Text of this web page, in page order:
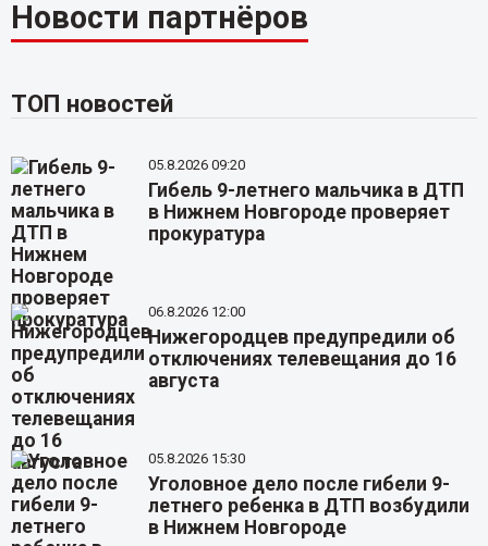
Новости партнёров
ТОП новостей
05.8.2026 09:20
Гибель 9-летнего мальчика в ДТП
в Нижнем Новгороде проверяет
прокуратура
06.8.2026 12:00
Нижегородцев предупредили об
отключениях телевещания до 16
августа
05.8.2026 15:30
Уголовное дело после гибели 9-
летнего ребенка в ДТП возбудили
в Нижнем Новгороде